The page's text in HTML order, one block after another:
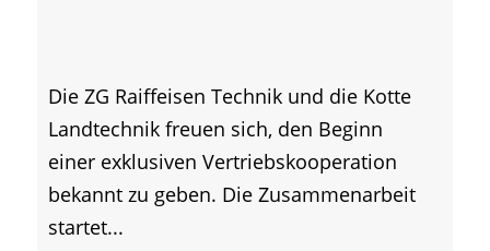
Die ZG Raiffeisen Technik und die Kotte
Landtechnik freuen sich, den Beginn
einer exklusiven Vertriebskooperation
bekannt zu geben. Die Zusammenarbeit
startet...